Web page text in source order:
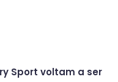
Sport voltam a ser